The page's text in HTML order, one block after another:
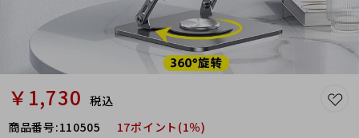
￥1,730 税込
商品番号:110505 17ポイント(1％)